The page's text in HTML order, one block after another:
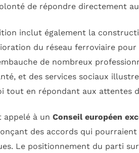
de répondre directement
inclut également la
du réseau ferroviaire
de nombreux
et des services sociaux
tout en répondant aux attentes
appelé à un Conseil européen
des accords qui
Le positionnement du parti